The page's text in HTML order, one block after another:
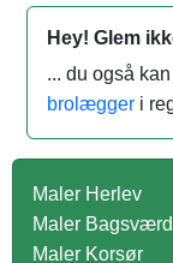
Hey! Glem
... du også
brolægger i
Maler Herlev
Maler Bagsværd
Maler Korsør